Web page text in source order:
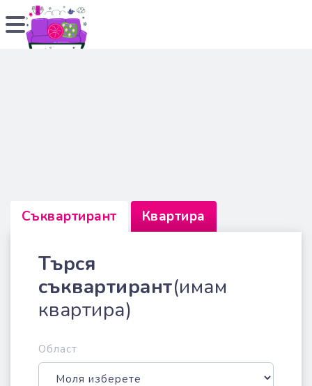
Съквартирант Квартира
Търся
съквартирант(имам
квартира)
Област